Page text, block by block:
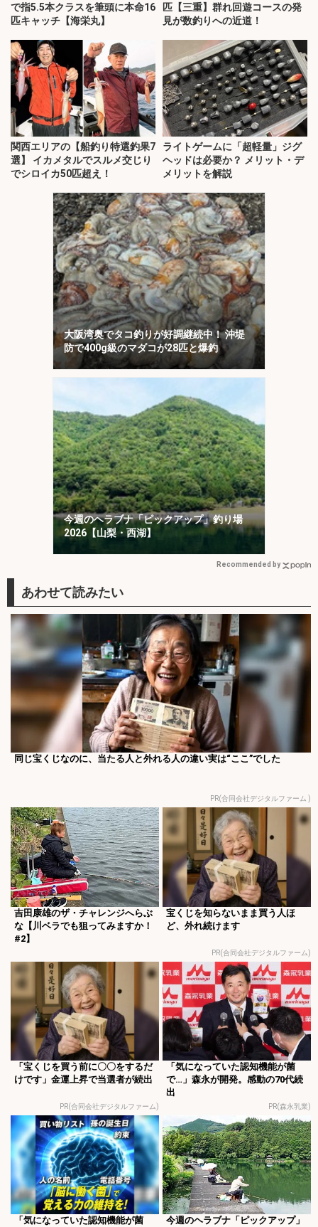
で指5.5本クラスを筆頭に本命16
匹キャッチ【海栄丸】
匹【三重】群れ回遊コースの発
見が数釣りへの近道！
関西エリアの【船釣り特選釣果7
選】 イカメタルでスルメ交じり
でシロイカ50匹超え！
ライトゲームに「超軽量」ジグ
ヘッドは必要か？ メリット・デ
メリットを解説
大阪湾奥でタコ釣りが好調継続中！ 沖堤
防で400g級のマダコが28匹と爆釣
今週のヘラブナ「ピックアップ」釣り場
2026【山梨・西湖】
Recommended by
同じ宝くじなのに、当たる人と外れる人の違い実は“ここ”でした
PR(合同会社デジタルファーム )
吉田康雄のザ・チャレンジへらぶ
な【川ベラでも狙ってみますか！
#2】
宝くじを知らないまま買う人ほ
ど、外れ続けます
PR(合同会社デジタルファーム)
「宝くじを買う前に〇〇をするだ
けです」金運上昇で当選者が続出
PR(合同会社デジタルファーム)
「気になっていた認知機能が菌
で…」森永が開発。感動の70代続
出
PR(森永乳業)
「気になっていた認知機能が菌
今週のヘラブナ「ピックアップ」